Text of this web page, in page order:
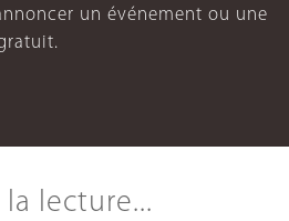
un événement ou une
la lecture...